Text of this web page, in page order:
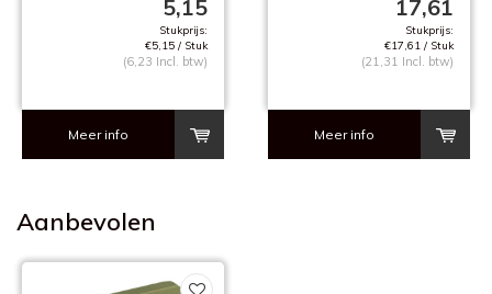
5,15
Stukprijs:
€5,15 / Stuk
(6,23 Incl. btw)
Meer info
17,61
Stukprijs:
€17,61 / Stuk
(21,31 Incl. btw)
Meer info
Aanbevolen